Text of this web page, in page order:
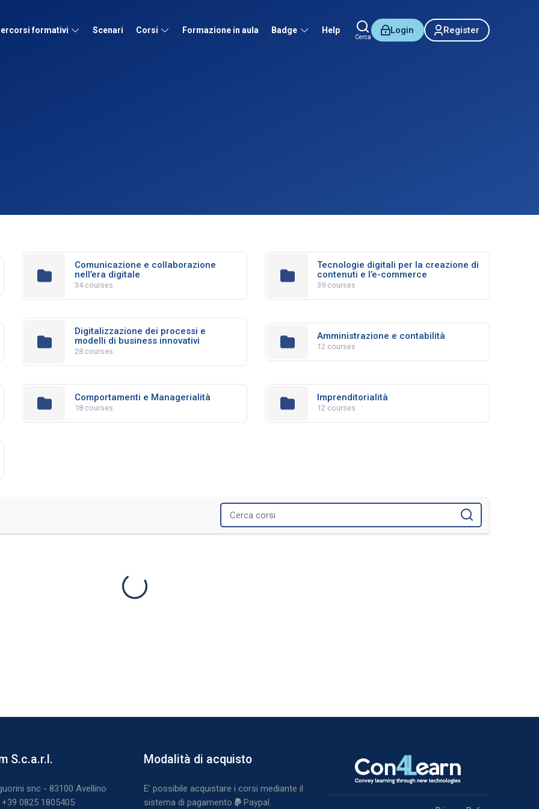
formativi Scenari Corsi Formazione in aula Badge Help
Cerca
Login Register
Comunicazione e collaborazione
nell’era digitale
34 courses
Tecnologie digitali per la creazione di
contenuti e l’e-commerce
39 courses
Digitalizzazione dei processi e
modelli di business innovativi
28 courses
Amministrazione e contabilità
12 courses
Comportamenti e Managerialità
18 courses
Imprenditorialità
12 courses
S.c.a.r.l.
S.c.a.r.l.
snc - 83100 Avellino
0825 1805405
Blocchi
Salta Modalità di acquisto
Modalità di acquisto
E' possibile acquistare i corsi mediante il
sistema di pagamento
Paypal.
Blocchi